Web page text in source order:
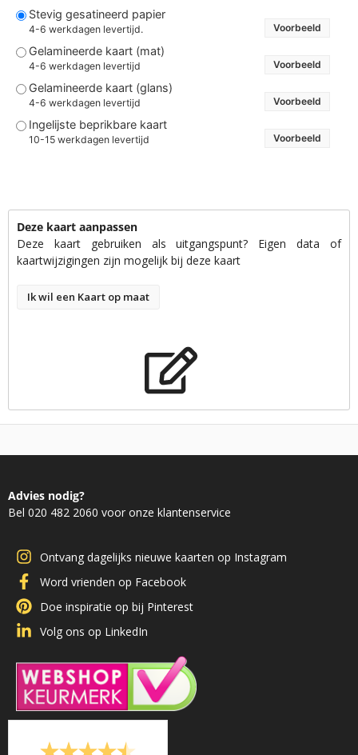
Stevig gesatineerd papier
4-6 werkdagen levertijd. Voorbeeld
Gelamineerde kaart (mat)
4-6 werkdagen levertijd Voorbeeld
Gelamineerde kaart (glans)
4-6 werkdagen levertijd Voorbeeld
Ingelijste beprikbare kaart
10-15 werkdagen levertijd Voorbeeld
Deze kaart aanpassen
Deze kaart gebruiken als uitgangspunt? Eigen data of
kaartwijzigingen zijn mogelijk bij deze kaart
Ik wil een Kaart op maat
Advies nodig?
Bel 020 482 2060 voor onze klantenservice
Ontvang dagelijks nieuwe kaarten op Instagram
Word vrienden op Facebook
Doe inspiratie op bij Pinterest
Volg ons op LinkedIn